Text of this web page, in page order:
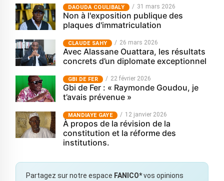
‎DAOUDA COULIBALY 31 mars 2026
Non à l'exposition publique des
plaques d'immatriculation
CLAUDE SAHY 26 mars 2026
Avec Alassane Ouattara, les résultats
concrets d’un diplomate exceptionnel
GBI DE FER 22 février 2026
Gbi de Fer : « Raymonde Goudou, je
t’avais prévenue »
MANDIAYE GAYE 12 janvier 2026
À propos de la révision de la
constitution et la réforme des
institutions.
Partagez sur notre espace FANICO*vos opinions